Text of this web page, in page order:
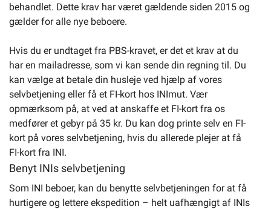
behandlet. Dette krav har været gældende siden 2015 og
gælder for alle nye beboere.
Hvis du er undtaget fra PBS-kravet, er det et krav at du
har en mailadresse, som vi kan sende din regning til. Du
kan vælge at betale din husleje ved hjælp af vores
selvbetjening eller få et FI-kort hos INImut. Vær
opmærksom på, at ved at anskaffe et FI-kort fra os
medfører et gebyr på 35 kr. Du kan dog printe selv en FI-
kort på vores selvbetjening, hvis du allerede plejer at få
FI-kort fra INI.
Benyt INIs selvbetjening
Som INI beboer, kan du benytte selvbetjeningen for at få
hurtigere og lettere ekspedition – helt uafhængigt af INIs